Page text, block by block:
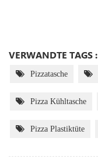
VERWANDTE TAGS :
Pizzatasche
Pizza Kühltasche
Pizza Plastiktüte